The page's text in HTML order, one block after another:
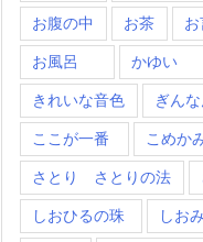
お腹の中 お茶
お風呂 かゆい
きれいな音色 ぎん
ここが一番 こめか
さとり さとりの法
しおひるの珠 しお